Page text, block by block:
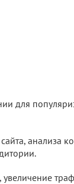
для
анализа